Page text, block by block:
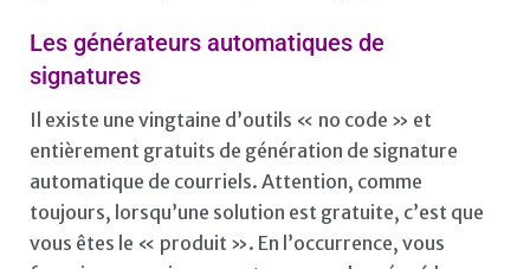
Les générateurs automatiques de
signatures
Il existe une vingtaine d’outils « no code » et
entièrement gratuits de génération de signature
automatique de courriels. Attention, comme
toujours, lorsqu’une solution est gratuite, c’est que
vous êtes le « produit ». En l’occurrence, vous